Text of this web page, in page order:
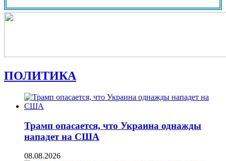
ПОЛИТИКА
Трамп опасается, что Украина однажды
нападет на США
08.08.2026